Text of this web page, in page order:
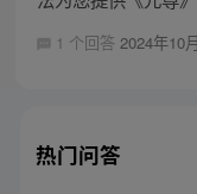
1 个回答 2024年10
热门问答